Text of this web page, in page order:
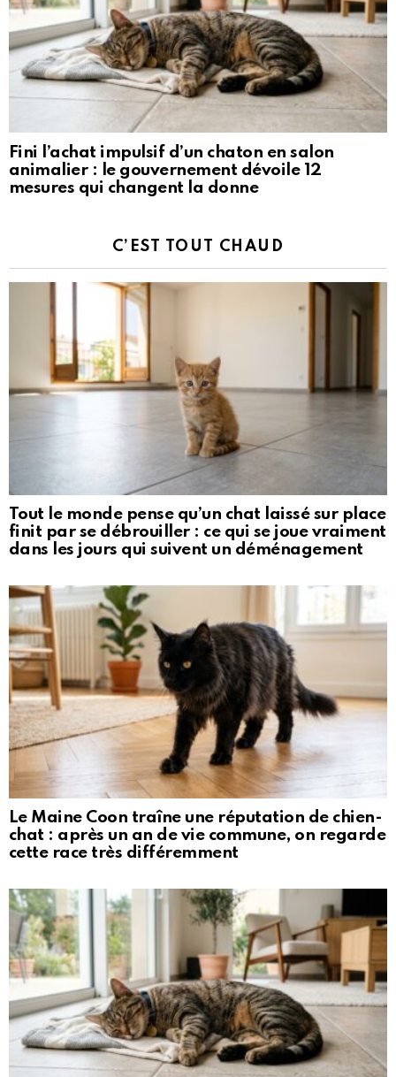
Fini l’achat impulsif d’un chaton en salon
animalier : le gouvernement dévoile 12
mesures qui changent la donne
C’EST TOUT CHAUD
Tout le monde pense qu’un chat laissé sur place
finit par se débrouiller : ce qui se joue vraiment
dans les jours qui suivent un déménagement
Le Maine Coon traîne une réputation de chien-
chat : après un an de vie commune, on regarde
cette race très différemment